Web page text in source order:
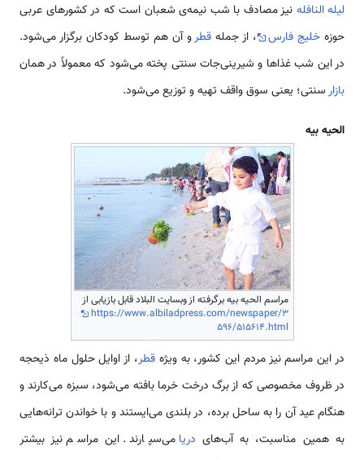
لیله النافله نیز مصادف با شب نیمه‌ی شعبان است که در کشورهای عربی
حوزه خلیج فارس ، از جمله قطرو آن هم توسط کودکان برگزار می‌شود.
در این شب غذاها و شیرینی‌جات سنتی پخته می‌شود که معمولاً در همان
بازارسنتی؛ یعنی سوق واقف تهیه و توزیع می‌شود.
الحیه بیه
مراسم الحیه بیه برگرفته از وبسایت البلاد قابل بازیابی از
https://www.albiladpress.com/newspaper/3
596/515614.html
در این مراسم نیز مردم این کشور، به ویژهقطر، از اوایل حلول ماه ذیحجه
در ظروف مخصوصی که از برگ درخت خرما بافته می‌شود، سبزه می‌کارند و
هنگام عید آن را به ساحل برده، در بلندی می‌ایستند و با خواندن ترانه‌هایی
به همین مناسبت، به آب‌های دریا می‌سپارند. این مراسم نیز بیشتر